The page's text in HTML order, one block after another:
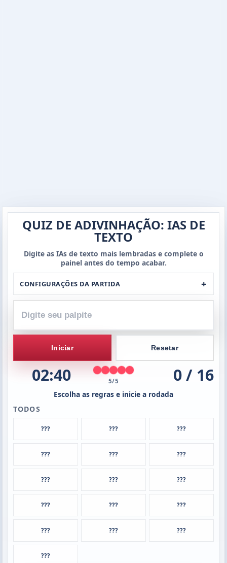
QUIZ DE ADIVINHAÇÃO: IAS DE
TEXTO
Digite as IAs de texto mais lembradas e complete o
painel antes do tempo acabar.
CONFIGURAÇÕES DA PARTIDA
Digite
Iniciar Resetar
02:40 5/5 0 / 16
Escolha as regras e inicie a rodada
TODOS
??? ??? ???
??? ??? ???
??? ??? ???
??? ??? ???
??? ??? ???
???